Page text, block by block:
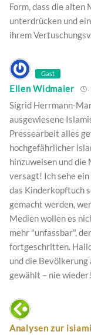
Form, dass die alten
unterdrücken und
ihrem
Gast
Ellen Widmaier
Sigrid Herrmann-
ausgewiesene
Pressearbeit alles
hochgefährlicher
hinzuweisen und die
versagt! Ich sehe
das Kinderkopftuch
gemacht werden,
Medien wollen es
mehr "unfassbar",
fortgeschritten. Hallo
und die Bevölkerung
gewählt – nie
Analysen zur